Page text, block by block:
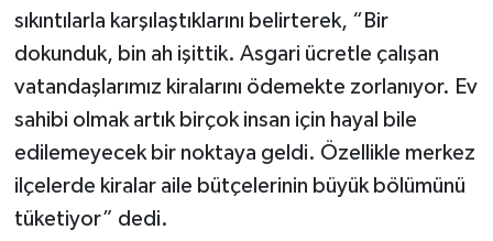
sıkıntılarla karşılaştıklarını belirterek, “Bir
dokunduk, bin ah işittik. Asgari ücretle çalışan
vatandaşlarımız kiralarını ödemekte zorlanıyor. Ev
sahibi olmak artık birçok insan için hayal bile
edilemeyecek bir noktaya geldi. Özellikle merkez
ilçelerde kiralar aile bütçelerinin büyük bölümünü
tüketiyor” dedi.